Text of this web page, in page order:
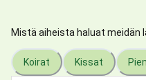
Mistä aiheista haluat meidän
Koirat Kissat